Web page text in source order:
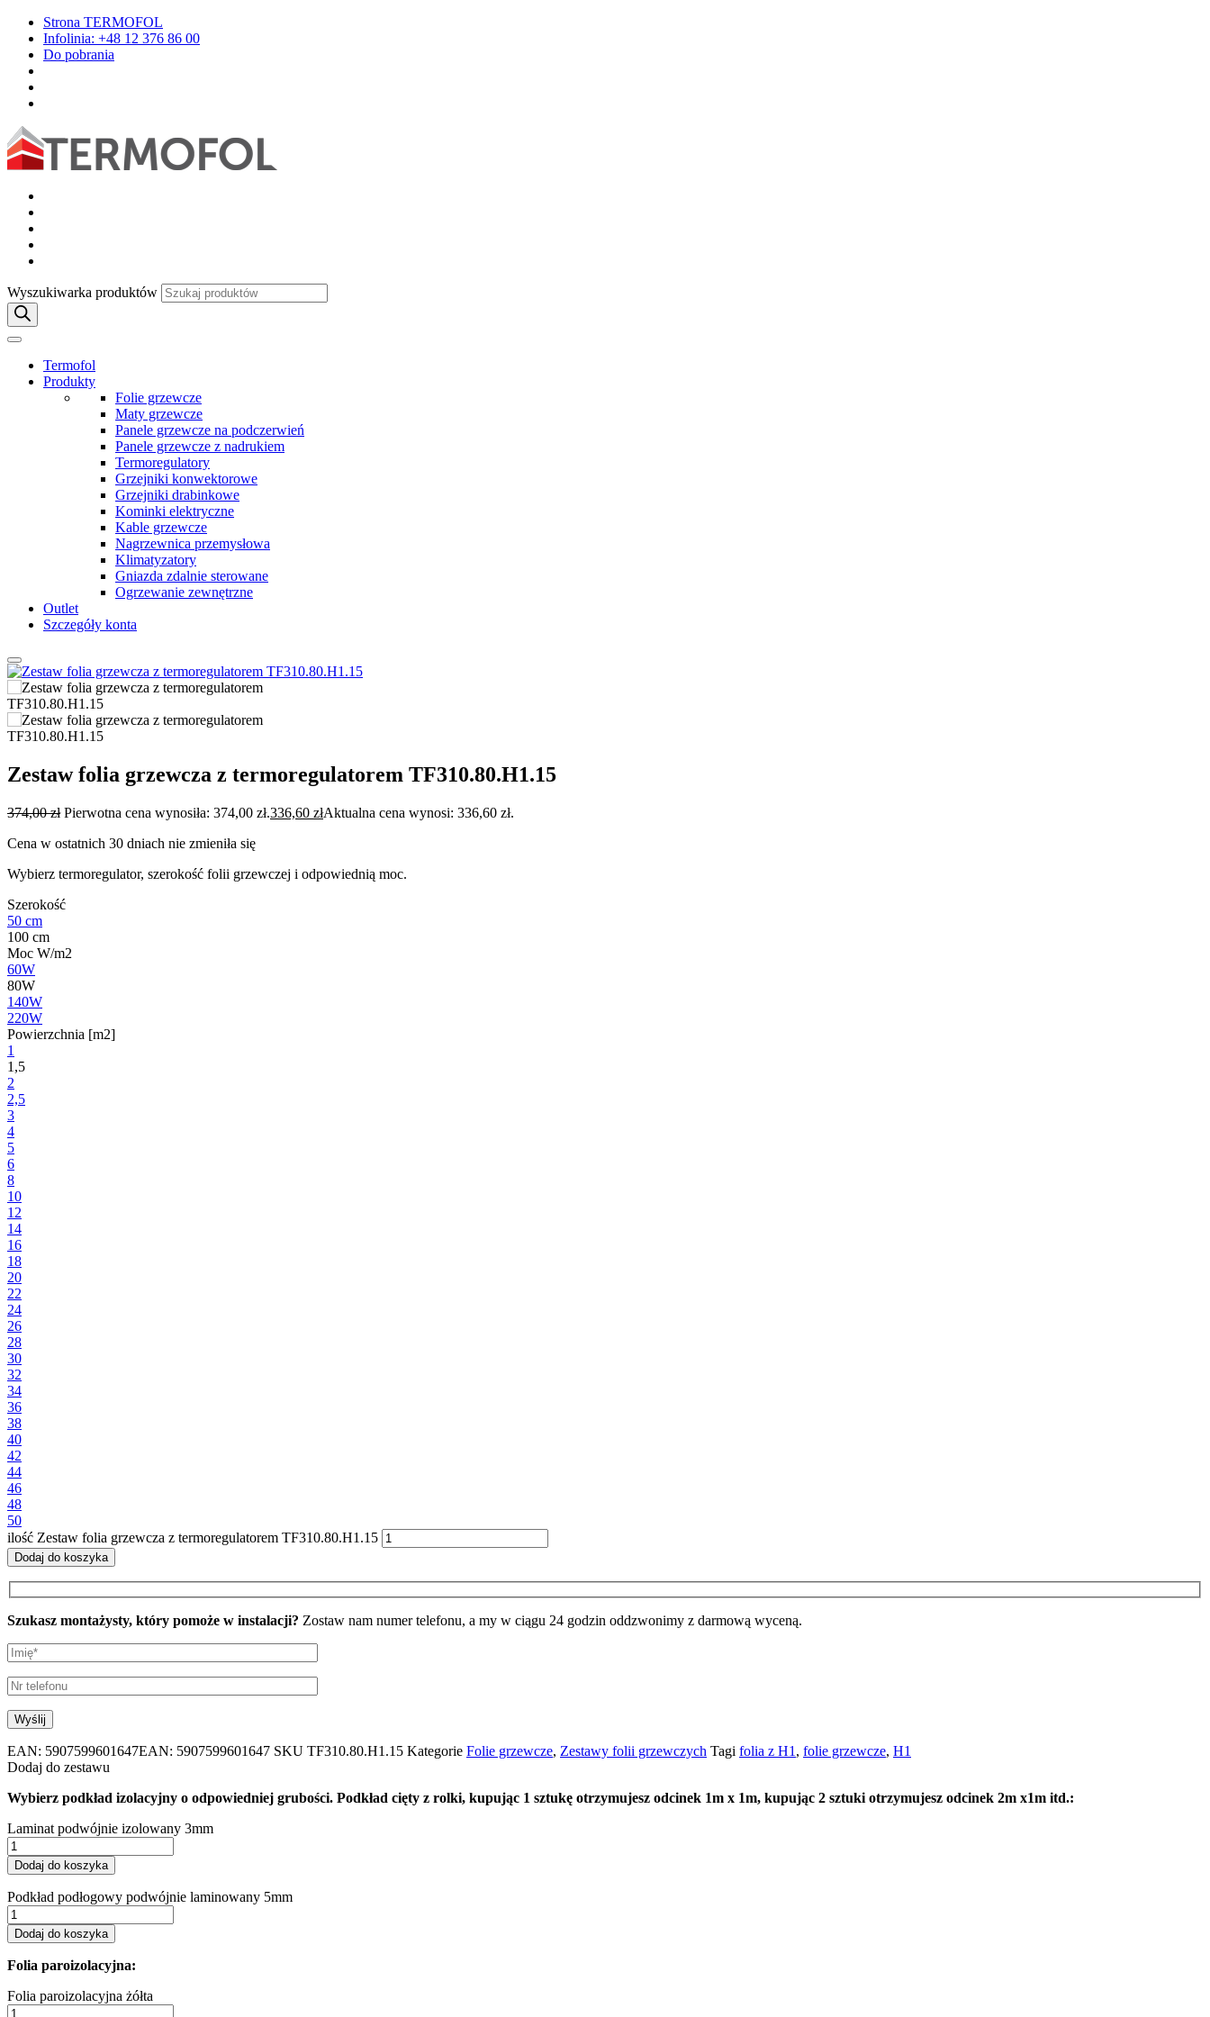
Strona TERMOFOL
Infolinia: +48 12 376 86 00
Do pobrania
Wyszukiwarka produktów
Termofol
Produkty
Folie grzewcze
Maty grzewcze
Panele grzewcze na podczerwień
Panele grzewcze z nadrukiem
Termoregulatory
Grzejniki konwektorowe
Grzejniki drabinkowe
Kominki elektryczne
Kable grzewcze
Nagrzewnica przemysłowa
Klimatyzatory
Gniazda zdalnie sterowane
Ogrzewanie zewnętrzne
Outlet
Szczegóły konta
Zestaw folia grzewcza z termoregulatorem TF310.80.H1.15
374,00zł Pierwotna cena wynosiła: 374,00 zł.336,60 złAktualna cena wynosi: 336,60 zł.
Cena w ostatnich 30 dniach nie zmieniła się
Wybierz termoregulator, szerokość folii grzewczej i odpowiednią moc.
Szerokość
50 cm
100 cm
Moc W/m2
60W
80W
140W
220W
Powierzchnia [m2]
1
1,5
2
2,5
3
4
5
6
8
10
12
14
16
18
20
22
24
26
28
30
32
34
36
38
40
42
44
46
48
50
ilość Zestaw folia grzewcza z termoregulatorem TF310.80.H1.15
Dodaj do koszyka
Szukasz montażysty, który pomoże w instalacji? Zostaw nam numer telefonu, a my w ciągu 24 godzin oddzwonimy z darmową wyceną.
EAN: 5907599601647EAN: 5907599601647 SKU TF310.80.H1.15 Kategorie Folie grzewcze, Zestawy folii grzewczych Tagi folia z H1, folie grzewcze, H1
Dodaj do zestawu
Wybierz podkład izolacyjny o odpowiedniej grubości. Podkład cięty z rolki, kupując 1 sztukę otrzymujesz odcinek 1m x 1m, kupując 2 sztuki otrzymujesz odcinek 2m x1m itd.:
Laminat podwójnie izolowany 3mm
Dodaj do koszyka
Podkład podłogowy podwójnie laminowany 5mm
Dodaj do koszyka
Folia paroizolacyjna:
Folia paroizolacyjna żółta